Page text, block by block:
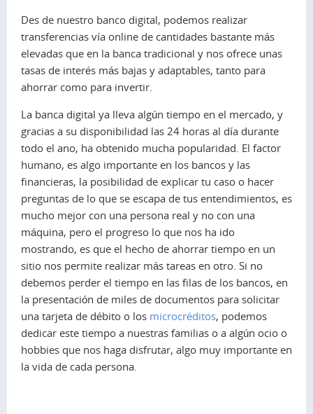
Des de nuestro banco digital, podemos realizar
transferencias vía online de cantidades bastante más
elevadas que en la banca tradicional y nos ofrece unas
tasas de interés más bajas y adaptables, tanto para
ahorrar como para invertir.
La banca digital ya lleva algún tiempo en el mercado, y
gracias a su disponibilidad las 24 horas al día durante
todo el ano, ha obtenido mucha popularidad. El factor
humano, es algo importante en los bancos y las
financieras, la posibilidad de explicar tu caso o hacer
preguntas de lo que se escapa de tus entendimientos, es
mucho mejor con una persona real y no con una
máquina, pero el progreso lo que nos ha ido
mostrando, es que el hecho de ahorrar tiempo en un
sitio nos permite realizar más tareas en otro. Si no
debemos perder el tiempo en las filas de los bancos, en
la presentación de miles de documentos para solicitar
una tarjeta de débito o los microcréditos, podemos
dedicar este tiempo a nuestras familias o a algún ocio o
hobbies que nos haga disfrutar, algo muy importante en
la vida de cada persona.